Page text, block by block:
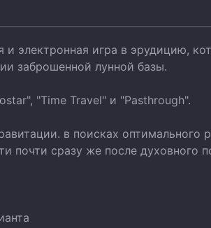
электронная игра в эрудицию,
заброшенной лунной базы.
"Time Travel" и "Pasthrough".
в поисках оптимального
почти сразу же после духовного